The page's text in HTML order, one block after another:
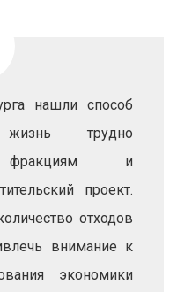
нашли способ
трудно
фракциям и
проект.
отходов
внимание к
экономики